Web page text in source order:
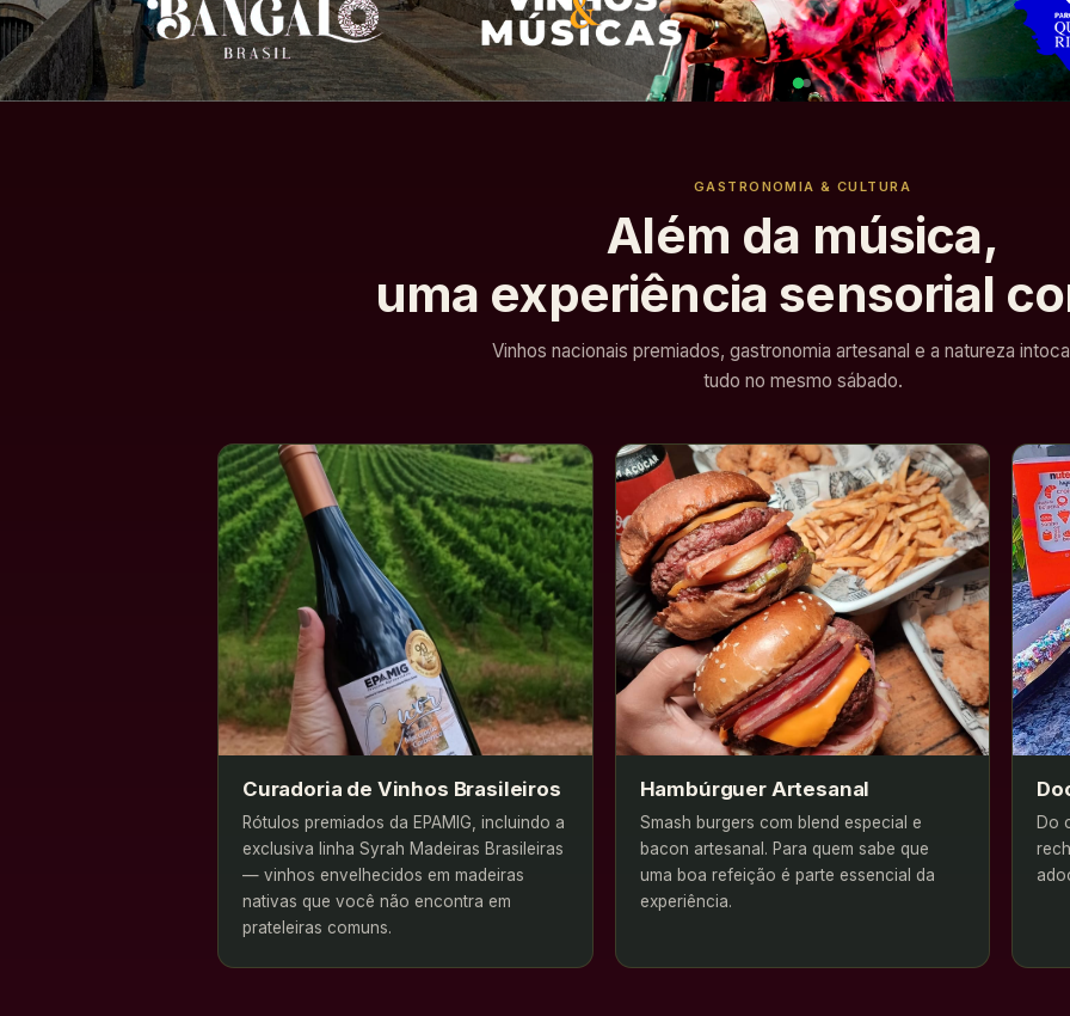
GASTRONOMIA & CULTURA
Além da música,
uma experiência sensorial
Vinhos nacionais premiados, gastronomia artesanal e a natureza
tudo no mesmo sábado.
Curadoria de Vinhos Brasileiros
Rótulos premiados da EPAMIG, incluindo a
exclusiva linha Syrah Madeiras Brasileiras
— vinhos envelhecidos em madeiras
nativas que você não encontra em
prateleiras comuns.
Hambúrguer Artesanal
Smash burgers com blend especial e
bacon artesanal. Para quem sabe que
uma boa refeição é parte essencial da
experiência.
Do